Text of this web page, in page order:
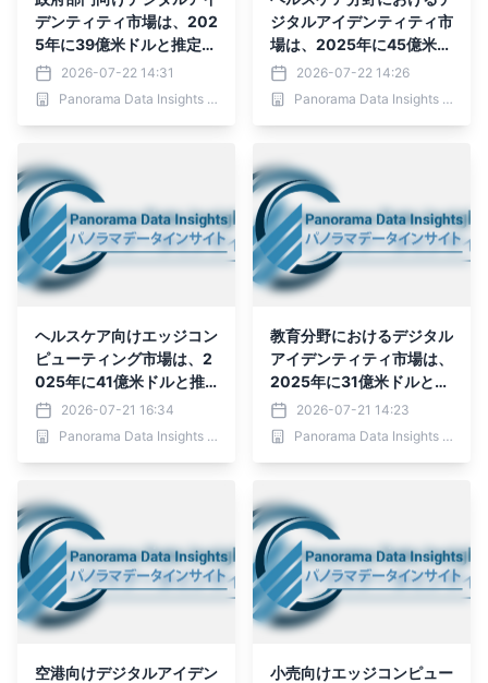
デンティティ市場は、202
5年に39億米ドルと推定さ
れ、2036年までに250億
9,000万米ドルに達する
と予測されており、予測期
2026-07-22 14:31
Panorama Data Insights Ltd.
ジタルアイデンティティ市
場は、2025年に45億米ド
ルと推定され、2036年ま
でに232億5,000万米ドル
に達すると予測されてお
2036年）
2026-07-22 14:26
Panorama Data Insights Ltd.
ヘルスケア向けエッジコン
ピューティング市場は、2
025年に41億米ドルと推
定され、2036年までに23
3億米ドルに達すると予測
されており、予測期間（2
2026-07-21 16:34
Panorama Data Insights Ltd.
教育分野におけるデジタル
アイデンティティ市場は、
2025年に31億米ドルと推
定され、2036年までに23
4億6,000万米ドルに達す
ると予測されており、予測
年）
2026-07-21 14:23
Panorama Data Insights Ltd.
空港向けデジタルアイデン
小売向けエッジコンピュー